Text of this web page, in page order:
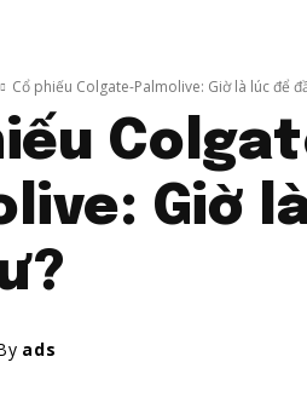
Cổ phiếu Colgate-Palmolive: Giờ là lúc để
Giờ
ads